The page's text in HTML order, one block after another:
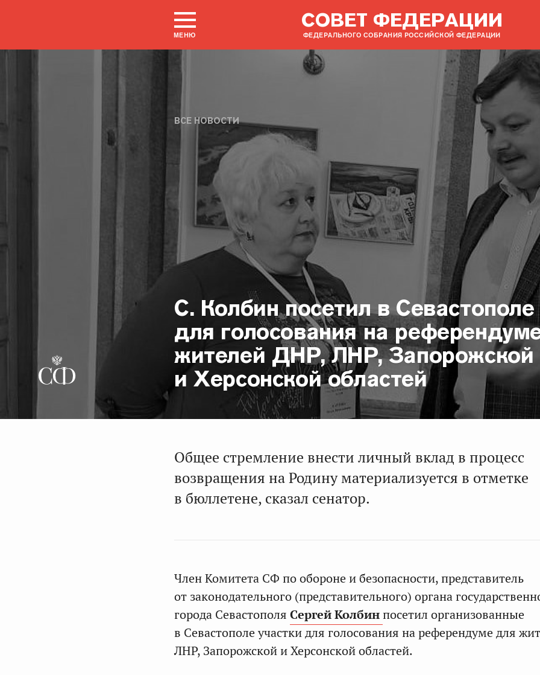
МЕНЮ
СОВЕТ ФЕДЕРАЦИИ
ФЕДЕРАЛЬНОГО СОБРАНИЯ РОССИЙСКОЙ ФЕДЕРАЦИИ
ВСЕ НОВОСТИ
С. Колбин посетил в Севастополе
для голосования на
жителей ДНР, ЛНР, Запорожской
и Херсонской областей
Общее стремление внести личный вклад в процесс
возвращения на Родину материализуется в отметке
в бюллетене, сказал сенатор.
Член Комитета СФ по обороне и безопасности, представитель
от законодательного (представительного) органа
города Севастополя Сергей Колбинпосетил организованные
в Севастополе участки для голосования на референдуме для
ЛНР, Запорожской и Херсонской областей.